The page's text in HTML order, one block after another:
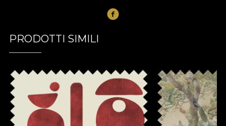
PRODOTTI SIMILI